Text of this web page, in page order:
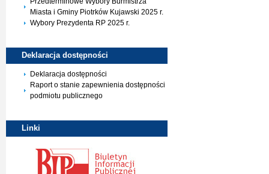
Miasta i Gminy Piotrków Kujawski 2025 r.
Wybory Prezydenta RP 2025 r.
Deklaracja dostępności
Deklaracja dostępności
Raport o stanie zapewnienia dostępności
podmiotu publicznego
Linki